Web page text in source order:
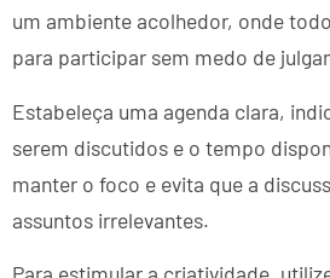
um ambiente acolhedor, onde
para participar sem medo de
Estabeleça uma agenda clara,
serem discutidos e o tempo
manter o foco e evita que a
assuntos irrelevantes.